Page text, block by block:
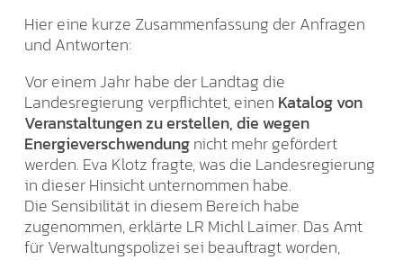
Hier eine kurze Zusammenfassung der Anfragen
und Antworten:
Vor einem Jahr habe der Landtag die
Landesregierung verpflichtet, einen Katalog von
Veranstaltungen zu erstellen, die wegen
Energieverschwendungnicht mehr gefördert
werden. Eva Klotz fragte, was die Landesregierung
in dieser Hinsicht unternommen habe.
Die Sensibilität in diesem Bereich habe
zugenommen, erklärte LR Michl Laimer. Das Amt
für Verwaltungspolizei sei beauftragt worden,